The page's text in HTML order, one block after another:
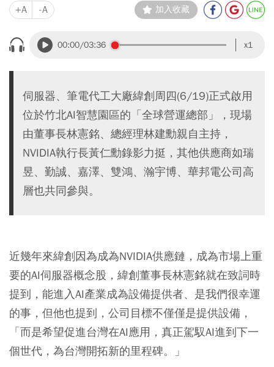
+A -A 加入收藏
00:00/03:36 x1
伺服器、筆電代工大廠緯創周四(6/19)正式啟用
位於竹北AI智慧園區的「全球營運總部」，現場
由董事長林憲銘、總經理林建勳親自主持，
NVIDIA執行長黃仁勳錄影力挺，其他供應商如瑞
昱、勤誠、嘉澤、雙鴻、瀚宇博、華邦電公司高
層也共同參與。
近幾年來緯創因為成為NVIDIA供應鏈，成為市場上重
要的AI伺服器概念股，緯創董事長林憲銘就在致詞時
提到，能進入AI產業成為設備提供者、是我們很幸運
的事，但他也提到，公司目標不僅僅是提供設備，
「而是希望促進台灣在AI應用，真正駕馭AI進到下一
個世代，為台灣開拓新的里程碑。」